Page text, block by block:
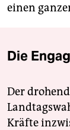
einen
Die
Der
Kräfte